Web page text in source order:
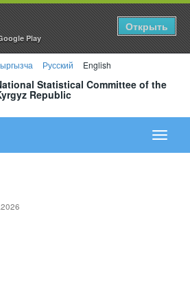
Play
Открыть
Русский English
Statistical Committee of the
Republic
меню